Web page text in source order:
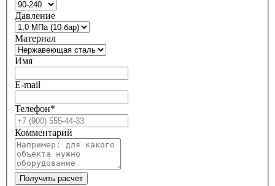
Давление
Материал
Имя
E-mail
Телефон*
Комментарий